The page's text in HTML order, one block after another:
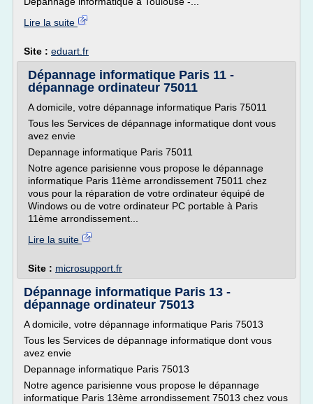
Lire la suite
Site : eduart.fr
Dépannage informatique Paris 11 -
dépannage ordinateur 75011
A domicile, votre dépannage informatique Paris 75011
Tous les Services de dépannage informatique dont vous
avez envie
Depannage informatique Paris 75011
Notre agence parisienne vous propose le dépannage
informatique Paris 11ème arrondissement 75011 chez
vous pour la réparation de votre ordinateur équipé de
Windows ou de votre ordinateur PC portable à Paris
11ème arrondissement...
Lire la suite
Site : microsupport.fr
Dépannage informatique Paris 13 -
dépannage ordinateur 75013
A domicile, votre dépannage informatique Paris 75013
Tous les Services de dépannage informatique dont vous
avez envie
Depannage informatique Paris 75013
Notre agence parisienne vous propose le dépannage
informatique Paris 13ème arrondissement 75013 chez vous